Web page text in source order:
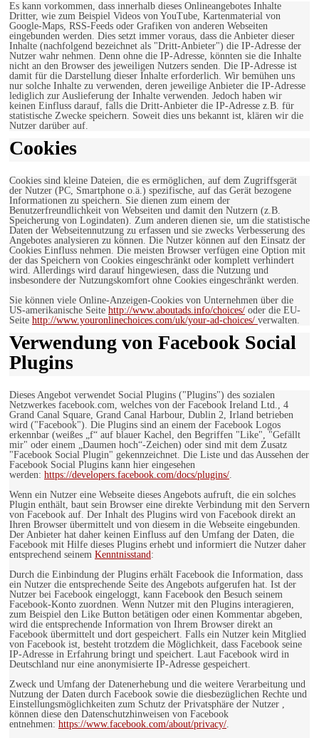
Es kann vorkommen, dass innerhalb dieses Onlineangebotes Inhalte
Dritter, wie zum Beispiel Videos von YouTube, Kartenmaterial von
Google-Maps, RSS-Feeds oder Grafiken von anderen Webseiten
eingebunden werden. Dies setzt immer voraus, dass die Anbieter dieser
Inhalte (nachfolgend bezeichnet als "Dritt-Anbieter") die IP-Adresse der
Nutzer wahr nehmen. Denn ohne die IP-Adresse, könnten sie die Inhalte
nicht an den Browser des jeweiligen Nutzers senden. Die IP-Adresse ist
damit für die Darstellung dieser Inhalte erforderlich. Wir bemühen uns
nur solche Inhalte zu verwenden, deren jeweilige Anbieter die IP-Adresse
lediglich zur Auslieferung der Inhalte verwenden. Jedoch haben wir
keinen Einfluss darauf, falls die Dritt-Anbieter die IP-Adresse z.B. für
statistische Zwecke speichern. Soweit dies uns bekannt ist, klären wir die
Nutzer darüber auf.
Cookies
Cookies sind kleine Dateien, die es ermöglichen, auf dem Zugriffsgerät
der Nutzer (PC, Smartphone o.ä.) spezifische, auf das Gerät bezogene
Informationen zu speichern. Sie dienen zum einem der
Benutzerfreundlichkeit von Webseiten und damit den Nutzern (z.B.
Speicherung von Logindaten). Zum anderen dienen sie, um die statistische
Daten der Webseitennutzung zu erfassen und sie zwecks Verbesserung des
Angebotes analysieren zu können. Die Nutzer können auf den Einsatz der
Cookies Einfluss nehmen. Die meisten Browser verfügen eine Option mit
der das Speichern von Cookies eingeschränkt oder komplett verhindert
wird. Allerdings wird darauf hingewiesen, dass die Nutzung und
insbesondere der Nutzungskomfort ohne Cookies eingeschränkt werden.
Sie können viele Online-Anzeigen-Cookies von Unternehmen über die
US-amerikanische Seite http://www.aboutads.info/choices/ oder die EU-
Seite http://www.youronlinechoices.com/uk/your-ad-choices/ verwalten.
Verwendung von Facebook Social
Plugins
Dieses Angebot verwendet Social Plugins ("Plugins") des sozialen
Netzwerkes facebook.com, welches von der Facebook Ireland Ltd., 4
Grand Canal Square, Grand Canal Harbour, Dublin 2, Irland betrieben
wird ("Facebook"). Die Plugins sind an einem der Facebook Logos
erkennbar (weißes „f“ auf blauer Kachel, den Begriffen "Like", "Gefällt
mir" oder einem „Daumen hoch“-Zeichen) oder sind mit dem Zusatz
"Facebook Social Plugin" gekennzeichnet. Die Liste und das Aussehen der
Facebook Social Plugins kann hier eingesehen
werden: https://developers.facebook.com/docs/plugins/.
Wenn ein Nutzer eine Webseite dieses Angebots aufruft, die ein solches
Plugin enthält, baut sein Browser eine direkte Verbindung mit den Servern
von Facebook auf. Der Inhalt des Plugins wird von Facebook direkt an
Ihren Browser übermittelt und von diesem in die Webseite eingebunden.
Der Anbieter hat daher keinen Einfluss auf den Umfang der Daten, die
Facebook mit Hilfe dieses Plugins erhebt und informiert die Nutzer daher
entsprechend seinem Kenntnisstand:
Durch die Einbindung der Plugins erhält Facebook die Information, dass
ein Nutzer die entsprechende Seite des Angebots aufgerufen hat. Ist der
Nutzer bei Facebook eingeloggt, kann Facebook den Besuch seinem
Facebook-Konto zuordnen. Wenn Nutzer mit den Plugins interagieren,
zum Beispiel den Like Button betätigen oder einen Kommentar abgeben,
wird die entsprechende Information von Ihrem Browser direkt an
Facebook übermittelt und dort gespeichert. Falls ein Nutzer kein Mitglied
von Facebook ist, besteht trotzdem die Möglichkeit, dass Facebook seine
IP-Adresse in Erfahrung bringt und speichert. Laut Facebook wird in
Deutschland nur eine anonymisierte IP-Adresse gespeichert.
Zweck und Umfang der Datenerhebung und die weitere Verarbeitung und
Nutzung der Daten durch Facebook sowie die diesbezüglichen Rechte und
Einstellungsmöglichkeiten zum Schutz der Privatsphäre der Nutzer ,
können diese den Datenschutzhinweisen von Facebook
entnehmen: https://www.facebook.com/about/privacy/.